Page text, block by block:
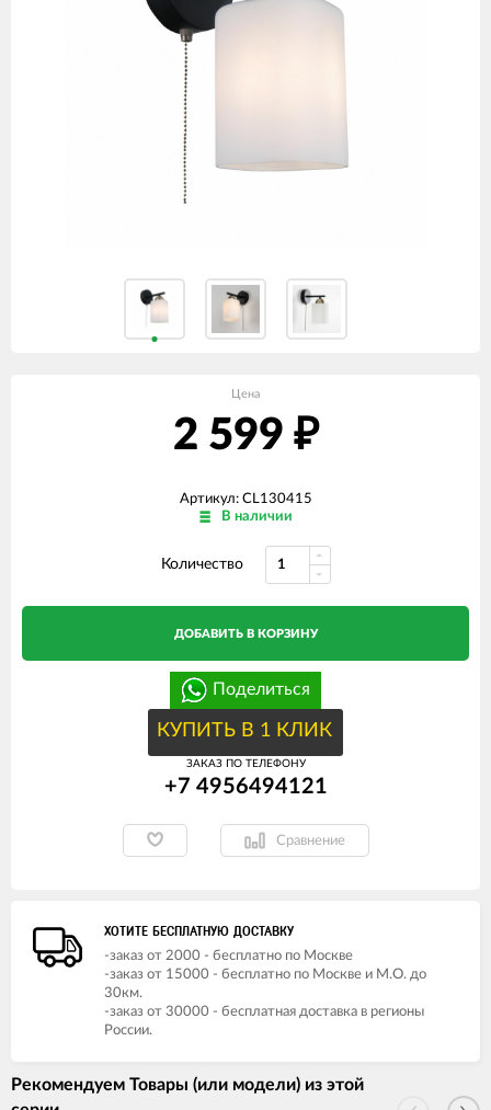
Цена
2 599 ₽
Артикул: CL130415
В наличии
Количество
ДОБАВИТЬ В КОРЗИНУ
Поделиться
КУПИТЬ В 1 КЛИК
ЗАКАЗ ПО ТЕЛЕФОНУ
+7 4956494121
Сравнение
ХОТИТЕ БЕСПЛАТНУЮ ДОСТАВКУ
-заказ от 2000 - бесплатно по Москве
-заказ от 15000 - бесплатно по Москве и М.О. до
30км.
-заказ от 30000 - бесплатная доставка в регионы
России.
Рекомендуем Товары (или модели) из этой